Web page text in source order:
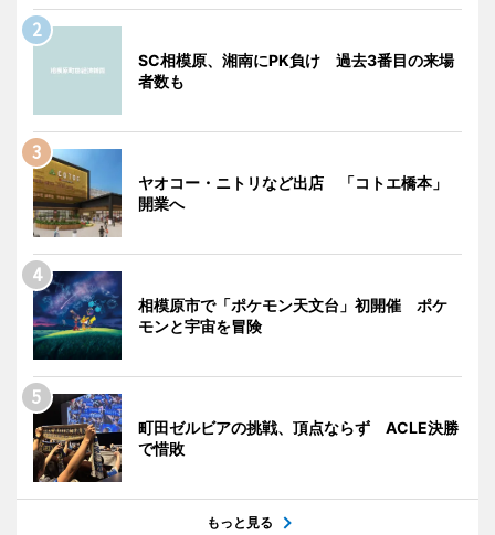
SC相模原、湘南にPK負け 過去3番目の来場
者数も
ヤオコー・ニトリなど出店 「コトエ橋本」
開業へ
相模原市で「ポケモン天文台」初開催 ポケ
モンと宇宙を冒険
町田ゼルビアの挑戦、頂点ならず ACLE決勝
で惜敗
もっと見る